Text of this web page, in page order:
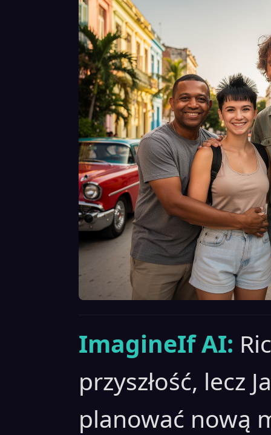
ImagineIf AI:
przyszłość, lecz
planować nową